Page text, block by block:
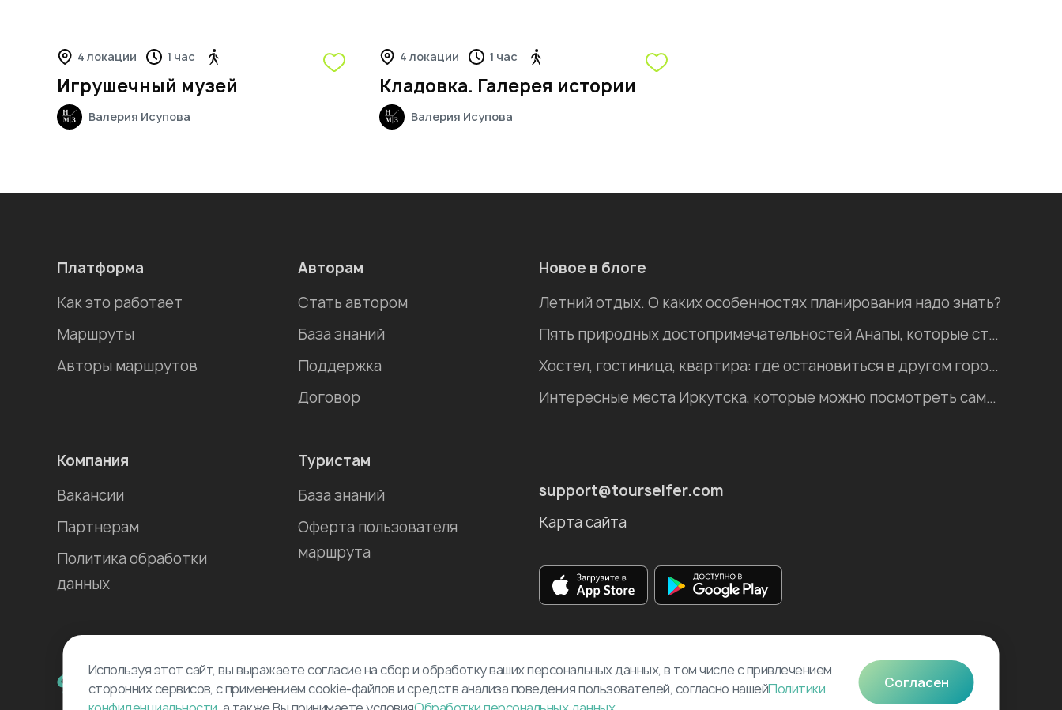
4 локации 1 час
Игрушечный музей
Валерия Исупова
4 локации 1 час
Кладовка. Галерея истории
Валерия Исупова
Платформа
Как это работает
Маршруты
Авторы маршрутов
Авторам
Стать автором
База знаний
Поддержка
Договор
Компания
Вакансии
Партнерам
Политика обработки
данных
Туристам
База знаний
Оферта пользователя
маршрута
Новое в блоге
Летний отдых. О каких особенностях планирования надо знать?
Пять природных достопримечательностей Анапы, которые стоит посетить
Хостел, гостиница, квартира: где остановиться в другом городе во время отпуска?
Интересные места Иркутска, которые можно посмотреть самостоятельно
support@tourselfer.com
Карта сайта
Используя этот сайт, вы выражаете согласие на сбор и обработку ваших персональных данных, в том числе с привлечением
сторонних сервисов, с применением cookie-файлов и средств анализа поведения пользователей, согласно нашейПолитики
Согласен